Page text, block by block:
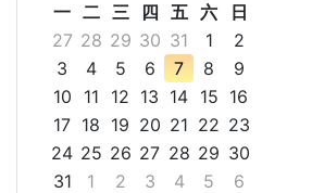
一 二 三 四 五 六
日
27 28 29 30 31 1
2
3
4 5 6 7 8
9
10
11 12 13 14 15 16
17 18 19 20 21 22 23
24 25 26 27 28 29 30
31
1 2 3 4 5 6